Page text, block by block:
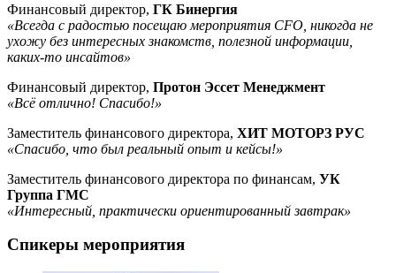
Финансовый директор, ГК Бинергия
«Всегда с радостью посещаю мероприятия CFO, никогда не
ухожу без интересных знакомств, полезной информации,
каких-то инсайтов»
Финансовый директор, Протон Эссет Менеджмент
«Всё отлично! Спасибо!»
Заместитель финансового директора, ХИТ МОТОРЗ РУС
«Спасибо, что был реальный опыт и кейсы!»
Заместитель финансового директора по финансам, УК
Группа ГМС
«Интересный, практически ориентированный завтрак»
Спикеры мероприятия